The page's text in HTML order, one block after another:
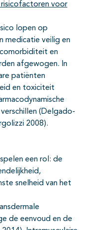
voor
lopen op
medicatie veilig en
en
afgewogen. In
patiënten
en toxiciteit
(Delgado-
2008).
een rol: de
snelheid van het
de eenvoud en de